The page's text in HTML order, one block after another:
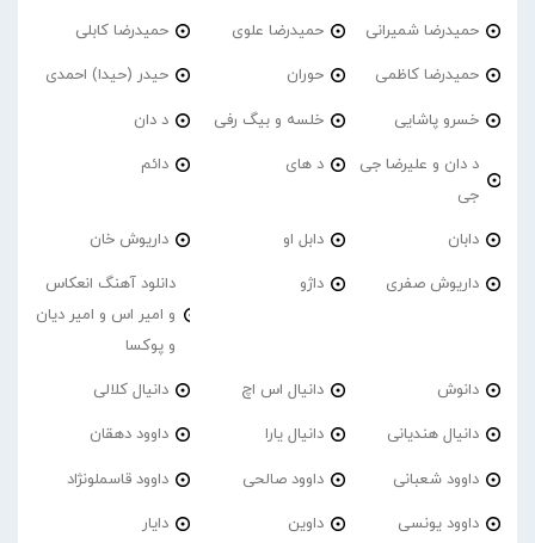
حمیدرضا شمیرانی حمیدرضا علوی حمیدرضا کابلی
حمیدرضا کاظمی حوران حیدر (حیدا) احمدی
خسرو پاشایی خلسه و بیگ رفی د دان
د دان و علیرضا جی
جی
د های دائم
دابان دابل او داریوش خان
داریوش صفری داژو
دانلود آهنگ انعکاس
و امیر اس و امیر دیان
و پوکسا
دانوش دانیال اس اچ دانیال کلالی
دانیال هندیانی دانیال یارا داوود دهقان
داوود شعبانی داوود صالحی داوود قاسملونژاد
داوود یونسی داوین دایار